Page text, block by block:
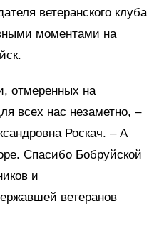
ветеранского клуба
моментами на
отмеренных на
всех нас незаметно, –
Роскач. – А
Спасибо Бобруйской
и
ветеранов